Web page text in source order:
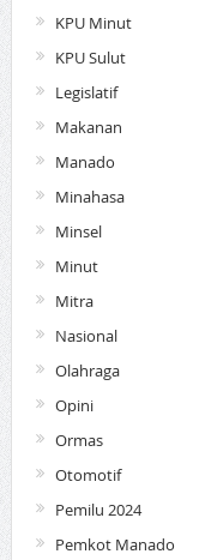
KPU Minut
KPU Sulut
Legislatif
Makanan
Manado
Minahasa
Minsel
Minut
Mitra
Nasional
Olahraga
Opini
Ormas
Otomotif
Pemilu 2024
Pemkot Manado